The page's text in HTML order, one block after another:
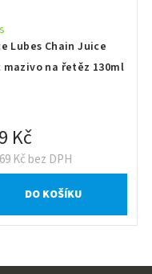
Lubes Chain Juice
mazivo na řetěz 130ml
Kč bez DPH
Kč
DO KOŠÍKU